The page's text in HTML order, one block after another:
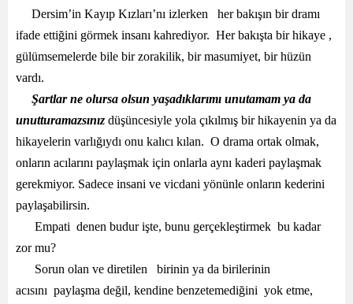
Dersim’in Kayıp Kızları’nı izlerken her bakışın bir dramı
ifade ettiğini görmek insanı kahrediyor. Her bakışta bir hikaye ,
gülümsemelerde bile bir zorakilik, bir masumiyet, bir hüzün
vardı.
Şartlar ne olursa olsun yaşadıklarımı unutamam ya da
unutturamazsınız düşüncesiyle yola çıkılmış bir hikayenin ya da
hikayelerin varlığıydı onu kalıcı kılan. O drama ortak olmak,
onların acılarını paylaşmak için onlarla aynı kaderi paylaşmak
gerekmiyor. Sadece insani ve vicdani yönünle onların kederini
paylaşabilirsin.
Empati denen budur işte, bunu gerçekleştirmek bu kadar
zor mu?
Sorun olan ve diretilen birinin ya da birilerinin
acısını paylaşma değil, kendine benzetemediğini yok etme,